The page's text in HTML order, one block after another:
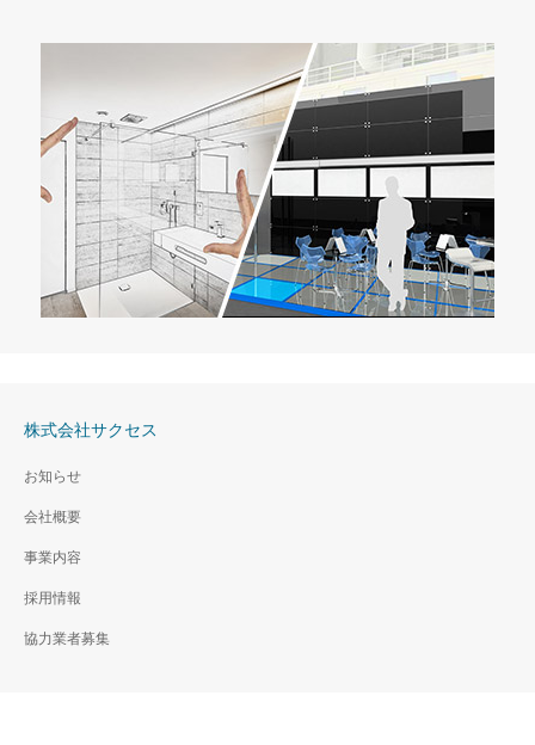
株式会社サクセス
お知らせ
会社概要
事業内容
採用情報
協力業者募集